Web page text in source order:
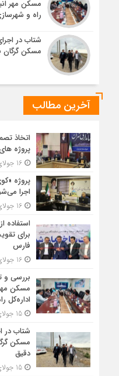
مسکن مهر
راه و
مسکن گرگان
آخرین مطالب
اتخاذ
پروژه
16 جولای 2025 - 10:52
پروژه
اجرا
16 جولای 2025 - 9:23
استفاده
برای
فارس
16 جولای 2025 - 8:51
بررسی
مسکن مهر
اداره‌کل
15 جولای 2025 - 18:47
مسکن
دقیق
15 جولای 2025 - 15:55